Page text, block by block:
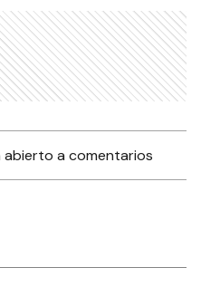
a comentarios